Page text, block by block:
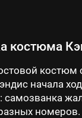
костюма
костюм
начала